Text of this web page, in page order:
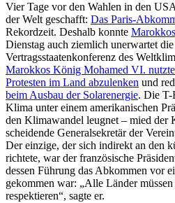
Vier Tage vor den Wahlen in den
der Welt geschafft: Das Paris-
Rekordzeit. Deshalb konnte
Dienstag auch ziemlich unerwartet die
Vertragsstaatenkonferenz des
Marokkos König Mohamed VI.
Protesten im Land abzulenken und
beim Ausbau der Solarenergie. Die T-
Klima unter einem amerikanischen
den Klimawandel leugnet – mied der
scheidende Generalsekretär der
Der einzige, der sich indirekt an den
richtete, war der französische
dessen Führung das Abkommen vor
gekommen war: „Alle Länder
respektieren“, sagte er.